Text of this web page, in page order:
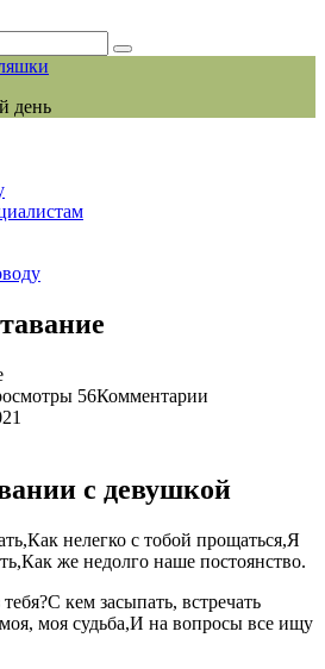
день
56Комментарии
с девушкой
нелегко с тобой прощаться,Я
же недолго наше постоянство.
кем засыпать, встречать
моя судьба,И на вопросы все ищу